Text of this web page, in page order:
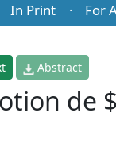
In Print · For
Abstract
de